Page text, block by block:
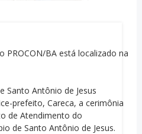
PROCON/BA está localizado na
Santo Antônio de Jesus
prefeito, Careca, a cerimônia
de Atendimento do
de Santo Antônio de Jesus.